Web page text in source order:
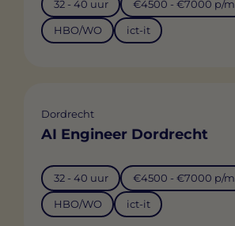
32 - 40 uur €4500 - €7000 p/m
HBO/WO ict-it
Dordrecht
AI Engineer Dordrecht
32 - 40 uur €4500 - €7000 p/m
HBO/WO ict-it